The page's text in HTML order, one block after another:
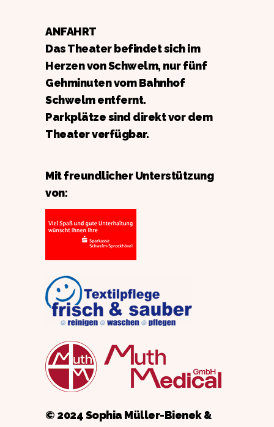
ANFAHRT
Das Theater befindet sich im
Herzen von Schwelm, nur fünf
Gehminuten vom Bahnhof
Schwelm entfernt.
Parkplätze sind direkt vor dem
Theater verfügbar.
Mit freundlicher Unterstützung
von:
© 2024 Sophia Müller-Bienek &